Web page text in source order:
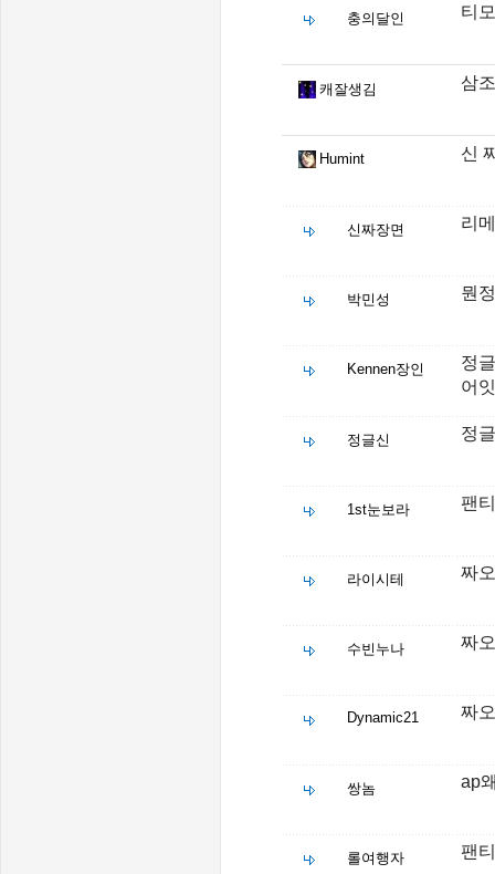
충의달인 티
캐잘생김 삼
Humint 신
신짜장면 리
박민성 뭔
Kennen장인
정
어
정글신 정
1st눈보라 팬
라이시테 짜
수빈누나 짜
Dynamic21 짜
쌍놈 ap
롤여행자 팬